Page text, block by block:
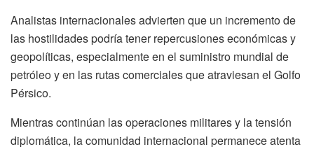
Analistas internacionales advierten que un incremento de
las hostilidades podría tener repercusiones económicas y
geopolíticas, especialmente en el suministro mundial de
petróleo y en las rutas comerciales que atraviesan el Golfo
Pérsico.
Mientras continúan las operaciones militares y la tensión
diplomática, la comunidad internacional permanece atenta